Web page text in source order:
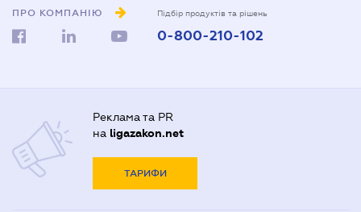
ПРО КОМПАНІЮ Підбір продуктів та рішень
0-800-210-102
Реклама та PR
на ligazakon.net
ТАРИФИ